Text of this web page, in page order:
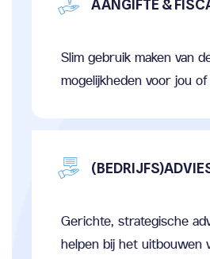
AANGIFTE &
Slim gebruik maken van
mogelijkheden voor jou
Gerichte, strategische
helpen bij het uitbouwen